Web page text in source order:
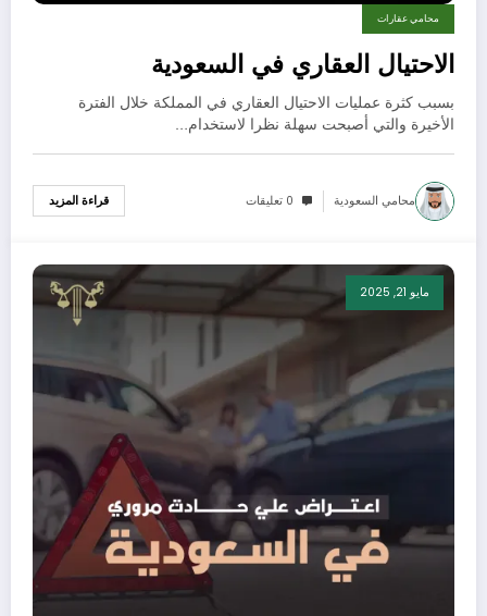
محامي عقارات
الاحتيال العقاري في السعودية
بسبب كثرة عمليات الاحتيال العقاري في المملكة خلال الفترة
الأخيرة والتي أصبحت سهلة نظرا لاستخدام…
محامي السعودية 0 تعليقات قراءة المزيد
مايو 21, 2025